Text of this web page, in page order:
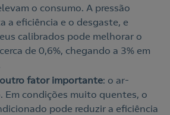
o consumo. A pressão
a eficiência e o desgaste, e
calibrados pode melhorar o
de 0,6%, chegando a 3% em
fator importante: o ar-
Em condições muito quentes, o
pode reduzir a eficiência